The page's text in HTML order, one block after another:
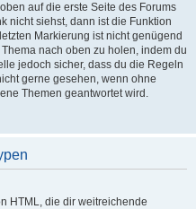
auf die erste Seite des Forums
nicht siehst, dann ist die Funktion
Markierung ist nicht genügend
nach oben zu holen, indem du
jedoch sicher, dass du die Regeln
gerne gesehen, wenn ohne
Themen geantwortet wird.
HTML, die dir weitreichende